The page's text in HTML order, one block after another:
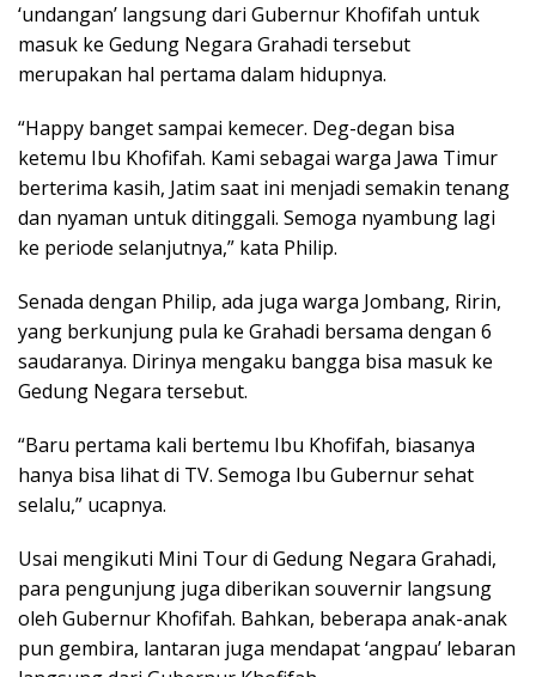
‘undangan’ langsung dari Gubernur Khofifah untuk
masuk ke Gedung Negara Grahadi tersebut
merupakan hal pertama dalam hidupnya.
“Happy banget sampai kemecer. Deg-degan bisa
ketemu Ibu Khofifah. Kami sebagai warga Jawa Timur
berterima kasih, Jatim saat ini menjadi semakin tenang
dan nyaman untuk ditinggali. Semoga nyambung lagi
ke periode selanjutnya,” kata Philip.
Senada dengan Philip, ada juga warga Jombang, Ririn,
yang berkunjung pula ke Grahadi bersama dengan 6
saudaranya. Dirinya mengaku bangga bisa masuk ke
Gedung Negara tersebut.
“Baru pertama kali bertemu Ibu Khofifah, biasanya
hanya bisa lihat di TV. Semoga Ibu Gubernur sehat
selalu,” ucapnya.
Usai mengikuti Mini Tour di Gedung Negara Grahadi,
para pengunjung juga diberikan souvernir langsung
oleh Gubernur Khofifah. Bahkan, beberapa anak-anak
pun gembira, lantaran juga mendapat ‘angpau’ lebaran